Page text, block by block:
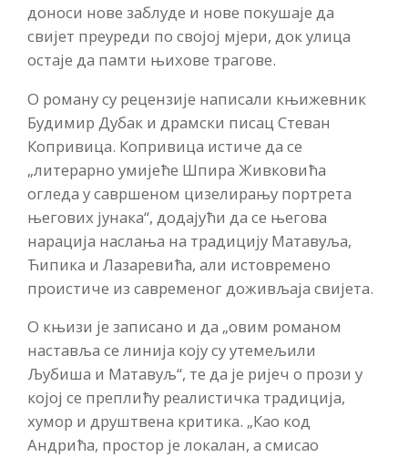
доноси нове заблуде и нове покушаје да
свијет преуреди по својој мјери, док улица
остаје да памти њихове трагове.
О роману су рецензије написали књижевник
Будимир Дубак и драмски писац Стеван
Копривица. Копривица истиче да се
„литерарно умијеће Шпира Живковића
огледа у савршеном цизелирању портрета
његових јунака“, додајући да се његова
нарација наслања на традицију Матавуља,
Ћипика и Лазаревића, али истовремено
проистиче из савременог доживљаја свијета.
О књизи је записано и да „овим романом
наставља се линија коју су утемељили
Љубиша и Матавуљ“, те да је ријеч о прози у
којој се преплићу реалистичка традиција,
хумор и друштвена критика. „Као код
Андрића, простор је локалан, а смисао